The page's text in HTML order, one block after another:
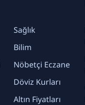
Sağlık
Bilim
Nöbetçi Eczane
Döviz Kurları
Altın Fiyatları